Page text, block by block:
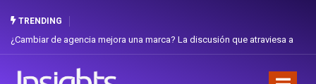
TRENDING
de agencia mejora una marca? La discusión que atraviesa a
Gabriela